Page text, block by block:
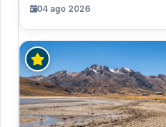
04 ago 2026